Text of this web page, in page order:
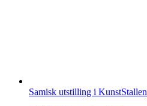
Samisk utstilling i KunstStallen